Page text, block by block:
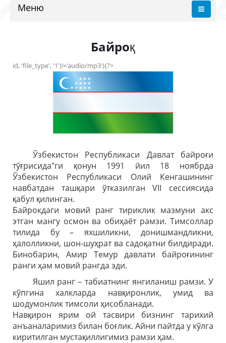
Меню
Байроқ
id, 'file_type', '1')!='audio/mp3'){?>
Ўзбекистон Республикаси Давлат байроғи
тўғрисида"ги қонун 1991 йил 18 ноябрда
Ўзбекистон Республикаси Олий Кенгашининг
навбатдан ташқари ўтказилган VII сессиясида
қабул қилинган.
Байрокдаги мовий ранг тириклик мазмуни акс
этган мангу осмон ва обиҳаёт рамзи. Тимсоллар
тилида бу – яхшиликни, донишмандликни,
ҳалолликни, шон-шуҳрат ва садоқатни билдиради.
Бинобарин, Амир Темур давлати байроғининг
ранги ҳам мовий рангда эди.
Яшил ранг – табиатнинг янгиланиш рамзи. У
кўпгина халкларда навқиронлик, умид ва
шодумонлик тимсоли ҳисобланади.
Навқирон ярим ой тасвири бизнинг тарихий
анъаналаримиз билан боғлик. Айни пайтда у кўлга
киритилган мустақиллигимиз рамзи ҳам.